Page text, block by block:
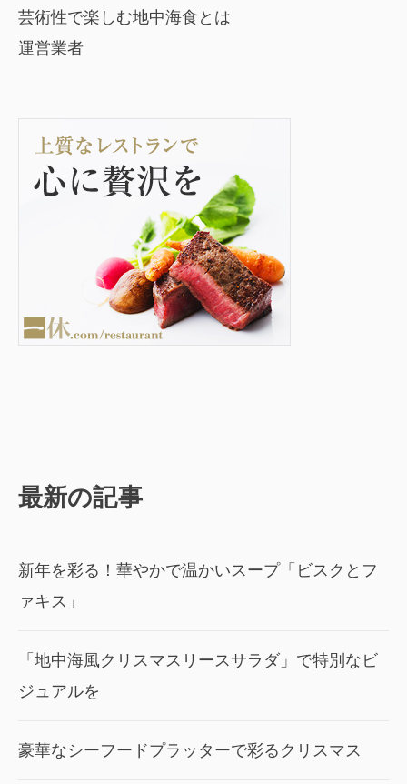
芸術性で楽しむ地中海食とは
運営業者
最新の記事
新年を彩る！華やかで温かいスープ「ビスクとフ
ァキス」
「地中海風クリスマスリースサラダ」で特別なビ
ジュアルを
豪華なシーフードプラッターで彩るクリスマス